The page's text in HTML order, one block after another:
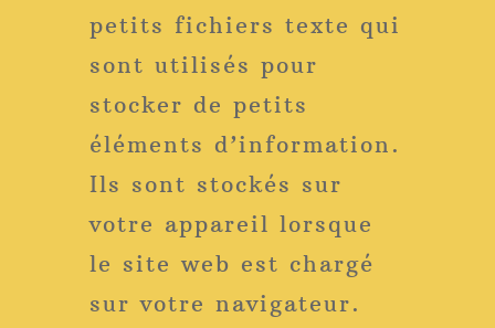
petits fichiers texte qui
sont utilisés pour
stocker de petits
éléments d’information.
Ils sont stockés sur
votre appareil lorsque
le site web est chargé
sur votre navigateur.